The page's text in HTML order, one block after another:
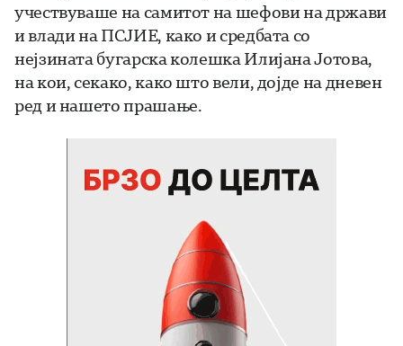
учествуваше на самитот на шефови на држави
и влади на ПСЈИЕ, како и средбата со
нејзината бугарска колешка Илијана Јотова,
на кои, секако, како што вели, дојде на дневен
ред и нашето прашање.